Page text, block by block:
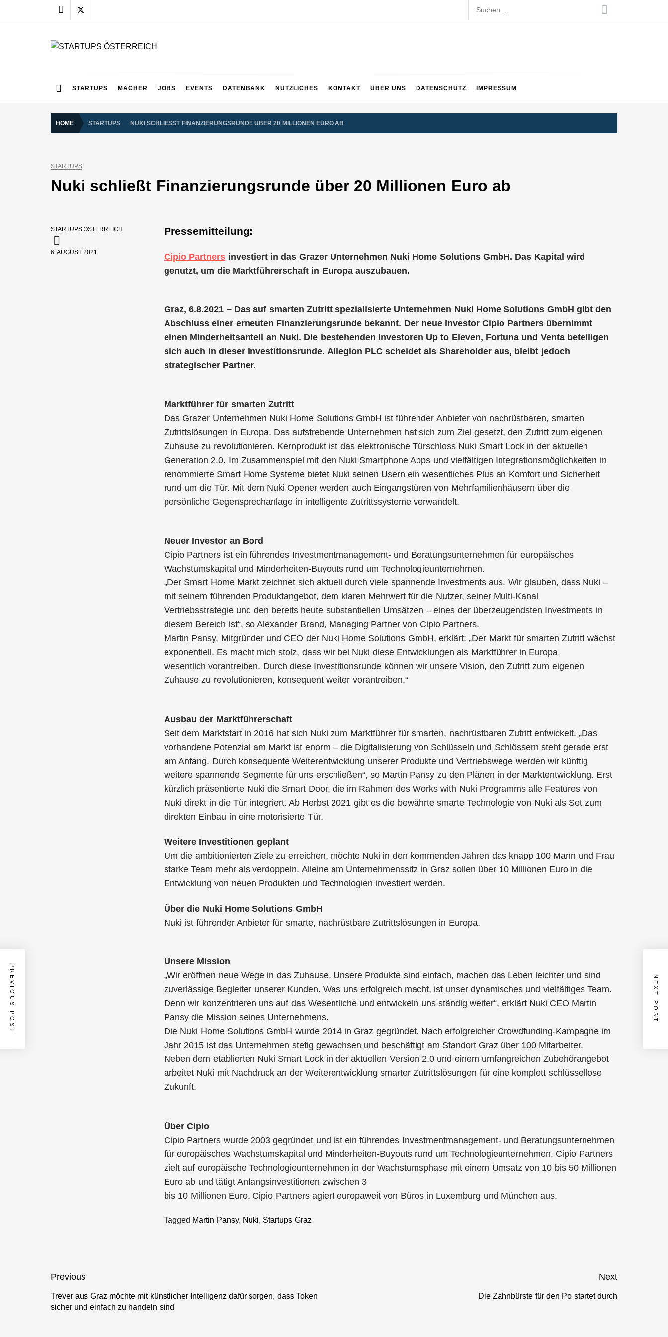
to
Suchen
nach:
STARTUPS MACHER JOBS EVENTS DATENBANK NÜTZLICHES KONTAKT ÜBER UNS DATENSCHUTZ IMPRESSUM
HOME STARTUPS NUKI SCHLIESST FINANZIERUNGSRUNDE ÜBER 20 MILLIONEN EURO AB
STARTUPS
Nuki schließt Finanzierungsrunde über 20 Millionen Euro ab
STARTUPS ÖSTERREICH
6. AUGUST 2021
Pressemitteilung:
Cipio Partners investiert in das Grazer Unternehmen Nuki Home Solutions GmbH. Das Kapital wird
genutzt, um die Marktführerschaft in Europa auszubauen.
Graz, 6.8.2021 – Das auf smarten Zutritt spezialisierte Unternehmen Nuki Home Solutions GmbH gibt den
Abschluss einer erneuten Finanzierungsrunde bekannt. Der neue Investor Cipio Partners übernimmt
einen Minderheitsanteil an Nuki. Die bestehenden Investoren Up to Eleven, Fortuna und Venta beteiligen
sich auch in dieser Investitionsrunde. Allegion PLC scheidet als Shareholder aus, bleibt jedoch
strategischer Partner.
Marktführer für smarten Zutritt
Das Grazer Unternehmen Nuki Home Solutions GmbH ist führender Anbieter von nachrüstbaren, smarten
Zutrittslösungen in Europa. Das aufstrebende Unternehmen hat sich zum Ziel gesetzt, den Zutritt zum eigenen
Zuhause zu revolutionieren. Kernprodukt ist das elektronische Türschloss Nuki Smart Lock in der aktuellen
Generation 2.0. Im Zusammenspiel mit den Nuki Smartphone Apps und vielfältigen Integrationsmöglichkeiten in
renommierte Smart Home Systeme bietet Nuki seinen Usern ein wesentliches Plus an Komfort und Sicherheit
rund um die Tür. Mit dem Nuki Opener werden auch Eingangstüren von Mehrfamilienhäusern über die
persönliche Gegensprechanlage in intelligente Zutrittssysteme verwandelt.
Neuer Investor an Bord
Cipio Partners ist ein führendes Investmentmanagement- und Beratungsunternehmen für europäisches
Wachstumskapital und Minderheiten-Buyouts rund um Technologieunternehmen.
„Der Smart Home Markt zeichnet sich aktuell durch viele spannende Investments aus. Wir glauben, dass Nuki –
mit seinem führenden Produktangebot, dem klaren Mehrwert für die Nutzer, seiner Multi-Kanal
Vertriebsstrategie und den bereits heute substantiellen Umsätzen – eines der überzeugendsten Investments in
diesem Bereich ist“, so Alexander Brand, Managing Partner von Cipio Partners.
Martin Pansy, Mitgründer und CEO der Nuki Home Solutions GmbH, erklärt: „Der Markt für smarten Zutritt wächst
exponentiell. Es macht mich stolz, dass wir bei Nuki diese Entwicklungen als Marktführer in Europa
wesentlich vorantreiben. Durch diese Investitionsrunde können wir unsere Vision, den Zutritt zum eigenen
Zuhause zu revolutionieren, konsequent weiter vorantreiben.“
Ausbau der Marktführerschaft
Seit dem Marktstart in 2016 hat sich Nuki zum Marktführer für smarten, nachrüstbaren Zutritt entwickelt. „Das
vorhandene Potenzial am Markt ist enorm – die Digitalisierung von Schlüsseln und Schlössern steht gerade erst
am Anfang. Durch konsequente Weiterentwicklung unserer Produkte und Vertriebswege werden wir künftig
weitere spannende Segmente für uns erschließen“, so Martin Pansy zu den Plänen in der Marktentwicklung. Erst
kürzlich präsentierte Nuki die Smart Door, die im Rahmen des Works with Nuki Programms alle Features von
Nuki direkt in die Tür integriert. Ab Herbst 2021 gibt es die bewährte smarte Technologie von Nuki als Set zum
direkten Einbau in eine motorisierte Tür.
Weitere Investitionen geplant
Um die ambitionierten Ziele zu erreichen, möchte Nuki in den kommenden Jahren das knapp 100 Mann und Frau
starke Team mehr als verdoppeln. Alleine am Unternehmenssitz in Graz sollen über 10 Millionen Euro in die
Entwicklung von neuen Produkten und Technologien investiert werden.
Über die Nuki Home Solutions GmbH
Nuki ist führender Anbieter für smarte, nachrüstbare Zutrittslösungen in Europa.
Unsere Mission
„Wir eröffnen neue Wege in das Zuhause. Unsere Produkte sind einfach, machen das Leben leichter und sind
zuverlässige Begleiter unserer Kunden. Was uns erfolgreich macht, ist unser dynamisches und vielfältiges Team.
Denn wir konzentrieren uns auf das Wesentliche und entwickeln uns ständig weiter“, erklärt Nuki CEO Martin
Pansy die Mission seines Unternehmens.
Die Nuki Home Solutions GmbH wurde 2014 in Graz gegründet. Nach erfolgreicher Crowdfunding-Kampagne im
Jahr 2015 ist das Unternehmen stetig gewachsen und beschäftigt am Standort Graz über 100 Mitarbeiter.
Neben dem etablierten Nuki Smart Lock in der aktuellen Version 2.0 und einem umfangreichen Zubehörangebot
arbeitet Nuki mit Nachdruck an der Weiterentwicklung smarter Zutrittslösungen für eine komplett schlüssellose
Zukunft.
Über Cipio
Cipio Partners wurde 2003 gegründet und ist ein führendes Investmentmanagement- und Beratungsunternehmen
für europäisches Wachstumskapital und Minderheiten-Buyouts rund um Technologieunternehmen. Cipio Partners
zielt auf europäische Technologieunternehmen in der Wachstumsphase mit einem Umsatz von 10 bis 50 Millionen
Euro ab und tätigt Anfangsinvestitionen zwischen 3
bis 10 Millionen Euro. Cipio Partners agiert europaweit von Büros in Luxemburg und München aus.
Tagged Martin Pansy, Nuki, Startups Graz
Beitragsnavigation
Previous
Previous
post:
Trever aus Graz möchte mit künstlicher Intelligenz dafür sorgen, dass Token
sicher und einfach zu handeln sind
Next
Die Zahnbürste für den Po startet durch
PREVIOUS POST NEXT POST